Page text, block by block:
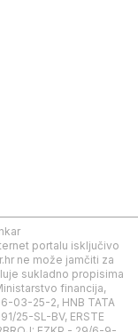
portalu isključivo
ne može jamčiti za
sukladno propisima
financija,
03-25-2, HNB TATA
25-SL-BV, ERSTE